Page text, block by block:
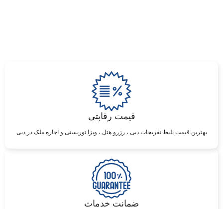
قیمت رقابتی
بهترین قیمت بلیط تفریحات دبی ، رزرو هتل ، ویزا توریستی و اجاره ملک در دبی
ضمانت خدمات